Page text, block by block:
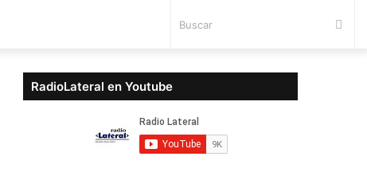
RadioLateral en Youtube